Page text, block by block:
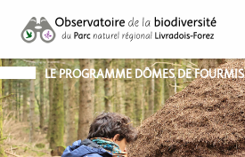
LE PROGRAMMEDÔMES DE FOURMIS